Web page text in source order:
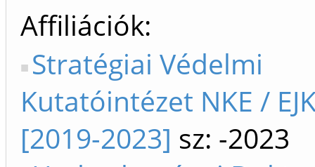
Affiliációk
Stratégiai Védelmi
Kutatóintézet NKE /
[2019-2023] sz: -2023